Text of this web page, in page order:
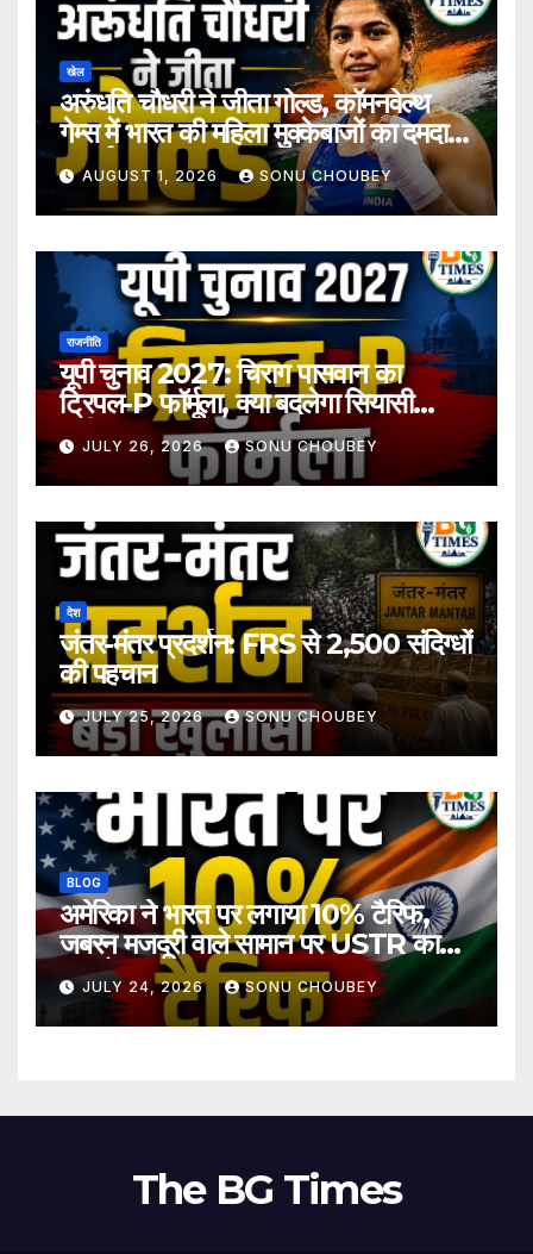
खेल
अरुंधति चौधरी ने जीता गोल्ड, कॉमनवेल्थ
गेम्स में भारत की महिला मुक्केबाजों का दमदार
प्रदर्शन
AUGUST 1, 2026 SONU CHOUBEY
राजनीति
यूपी चुनाव 2027: चिराग पासवान का
ट्रिपल-P फॉर्मूला, क्या बदलेगा सियासी
समीकरण?
JULY 26, 2026 SONU CHOUBEY
देश
जंतर-मंतर प्रदर्शन: FRS से 2,500 संदिग्धों
की पहचान
JULY 25, 2026 SONU CHOUBEY
BLOG
अमेरिका ने भारत पर लगाया 10% टैरिफ,
जबरन मजदूरी वाले सामान पर USTR का
बड़ा फैसला
JULY 24, 2026 SONU CHOUBEY
The BG Times